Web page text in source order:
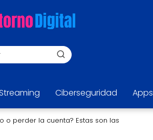
Ciberseguridad Apps
o perder la cuenta? Estas son las